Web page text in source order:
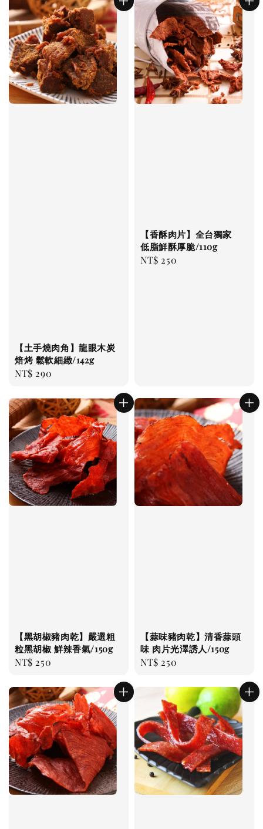
【土手燒肉角】龍眼木炭
焙烤 鬆軟細緻/142g
Regular
NT$ 290
【香酥肉片】全台獨家
低脂鮮酥厚脆/110g
Regular
NT$ 250
【黑胡椒豬肉乾】嚴選粗
粒黑胡椒 鮮辣香氣/150g
Regular
NT$ 250
【蒜味豬肉乾】清香蒜頭
味 肉片光澤誘人/150g
Regular
NT$ 250